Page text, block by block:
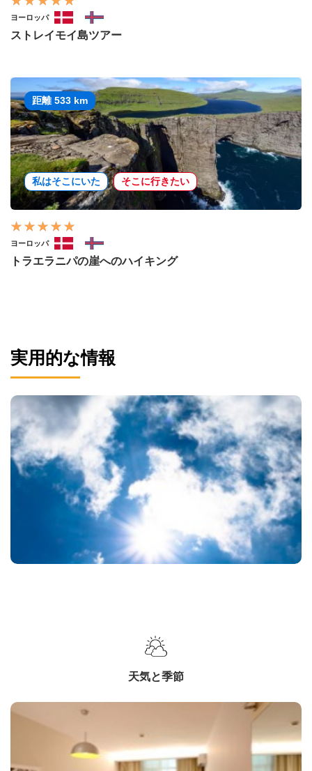
ヨーロッパ
ストレイモイ島ツアー
距離 533 km
私はそこにいた そこに行きたい
ヨーロッパ
トラエラニパの崖へのハイキング
実用的な情報
天気と季節